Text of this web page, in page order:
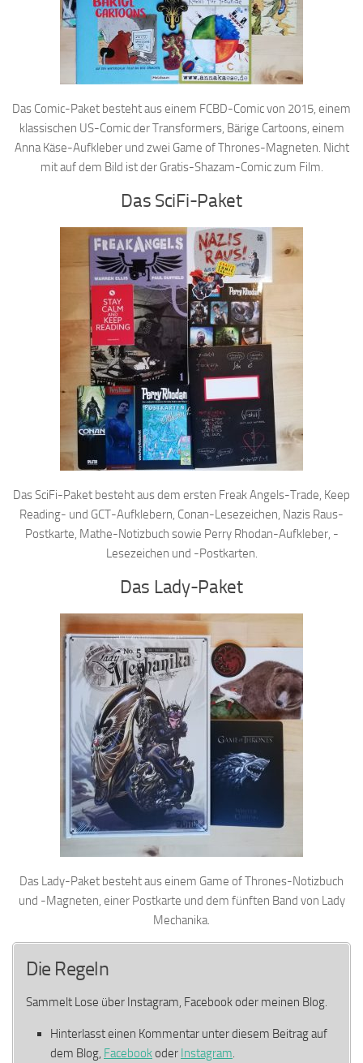
Das Comic-Paket besteht aus einem FCBD-Comic von 2015, einem
klassischen US-Comic der Transformers, Bärige Cartoons, einem
Anna Käse-Aufkleber und zwei Game of Thrones-Magneten. Nicht
mit auf dem Bild ist der Gratis-Shazam-Comic zum Film.
Das SciFi-Paket
Das SciFi-Paket besteht aus dem ersten Freak Angels-Trade, Keep
Reading- und GCT-Aufklebern, Conan-Lesezeichen, Nazis Raus-
Postkarte, Mathe-Notizbuch sowie Perry Rhodan-Aufkleber, -
Lesezeichen und -Postkarten.
Das Lady-Paket
Das Lady-Paket besteht aus einem Game of Thrones-Notizbuch
und -Magneten, einer Postkarte und dem fünften Band von Lady
Mechanika.
Die Regeln
Sammelt Lose über Instagram, Facebook oder meinen Blog.
Hinterlasst einen Kommentar unter diesem Beitrag auf
dem Blog, Facebookoder Instagram.